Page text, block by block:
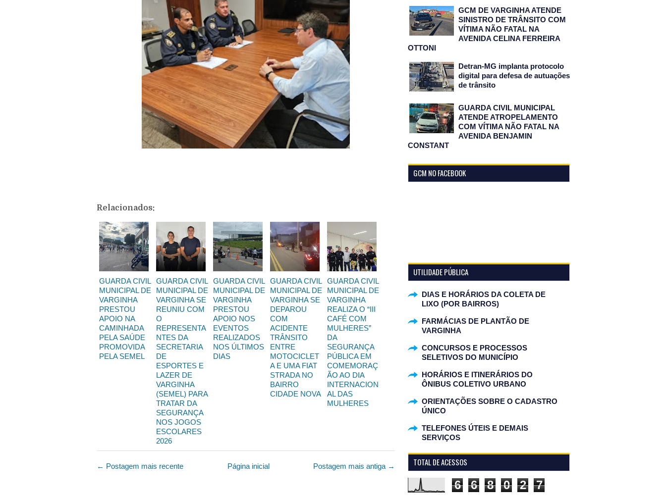
Relacionados:
GUARDA CIVIL
MUNICIPAL DE
VARGINHA
PRESTOU
APOIO NA
CAMINHADA
PELA SAÚDE
PROMOVIDA
PELA SEMEL
GUARDA CIVIL
MUNICIPAL DE
VARGINHA SE
REUNIU COM
O
REPRESENTA
NTES DA
SECRETARIA
DE
ESPORTES E
LAZER DE
VARGINHA
(SEMEL) PARA
TRATAR DA
SEGURANÇA
NOS JOGOS
ESCOLARES
2026
GUARDA CIVIL
MUNICIPAL DE
VARGINHA
PRESTOU
APOIO NOS
EVENTOS
REALIZADOS
NOS ÚLTIMOS
DIAS
GUARDA CIVIL
MUNICIPAL DE
VARGINHA SE
DEPAROU
COM
ACIDENTE
TRÂNSITO
ENTRE
MOTOCICLET
A E UMA FIAT
STRADA NO
BAIRRO
CIDADE NOVA
GUARDA CIVIL
MUNICIPAL DE
VARGINHA
REALIZA O “III
CAFÉ COM
MULHERES”
DA
SEGURANÇA
PÚBLICA EM
COMEMORAÇ
ÃO AO DIA
INTERNACION
AL DAS
MULHERES
← Postagem mais recente Postagem mais antiga →
Página inicial
GCM DE VARGINHA ATENDE
SINISTRO DE TRÂNSITO COM
VÍTIMA NÃO FATAL NA
AVENIDA CELINA FERREIRA
OTTONI
Detran-MG implanta protocolo
digital para defesa de autuações
de trânsito
GUARDA CIVIL MUNICIPAL
ATENDE ATROPELAMENTO
COM VÍTIMA NÃO FATAL NA
AVENIDA BENJAMIN
CONSTANT
GCM NO FACEBOOK
UTILIDADE PÚBLICA
DIAS E HORÁRIOS DA COLETA DE
LIXO (POR BAIRROS)
FARMÁCIAS DE PLANTÃO DE
VARGINHA
CONCURSOS E PROCESSOS
SELETIVOS DO MUNICÍPIO
HORÁRIOS E ITINERÁRIOS DO
ÔNIBUS COLETIVO URBANO
ORIENTAÇÕES SOBRE O CADASTRO
ÚNICO
TELEFONES ÚTEIS E DEMAIS
SERVIÇOS
TOTAL DE ACESSOS
6 6 8 0 2 7